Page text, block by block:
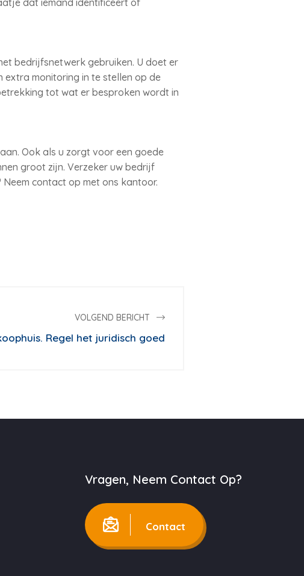
dat iemand identificeert of
bedrijfsnetwerk gebruiken. U doet er
extra monitoring in te stellen op de
tot wat er besproken wordt in
Ook als u zorgt voor een goede
groot zijn. Verzeker uw bedrijf
contact op met ons kantoor.
VOLGEND BERICHT
Regel het juridisch goed
Vragen, Neem Contact Op?
Contact